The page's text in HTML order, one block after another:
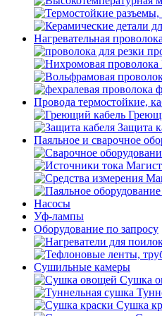
Нагревательная проволока
Провода термостойкие,
Защита
Паяльное и сварочное
Насосы
Уф-лампы
Оборудование по запросу
Сушильные камеры
Сушка
Сушка